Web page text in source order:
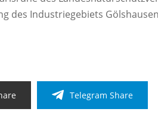
des Industriegebiets
Telegram Share